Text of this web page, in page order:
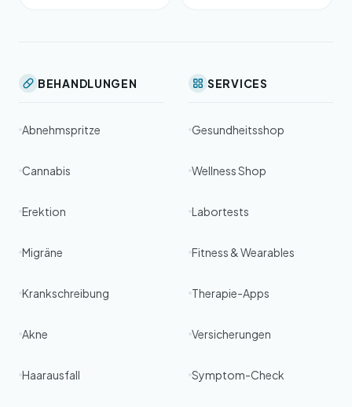
BEHANDLUNGEN
Abnehmspritze
Cannabis
Erektion
Migräne
Krankschreibung
Akne
Haarausfall
SERVICES
Gesundheitsshop
Wellness Shop
Labortests
Fitness & Wearables
Therapie-Apps
Versicherungen
Symptom-Check